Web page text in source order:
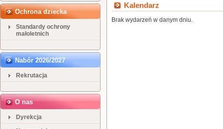
Ochrona dziecka
Standardy ochrony
małoletnich
Nabór 2026/2027
Rekrutacja
O nas
Dyrekcja
Kalendarz
Brak wydarzeń w danym dniu.